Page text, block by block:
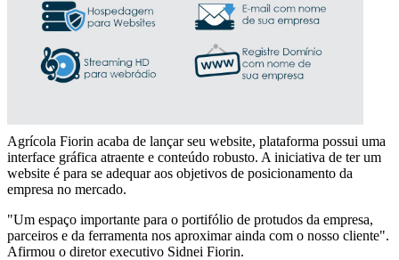
Agrícola Fiorin acaba de lançar seu website, plataforma possui uma
interface gráfica atraente e conteúdo robusto. A iniciativa de ter um
website é para se adequar aos objetivos de posicionamento da
empresa no mercado.
"Um espaço importante para o portifólio de protudos da empresa,
parceiros e da ferramenta nos aproximar ainda com o nosso cliente".
Afirmou o diretor executivo Sidnei Fiorin.